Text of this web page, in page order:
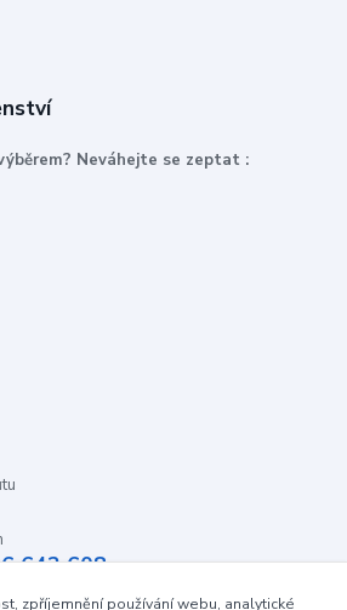
Neváhejte se zeptat :
642 608
zpříjemnění používání webu, analytické